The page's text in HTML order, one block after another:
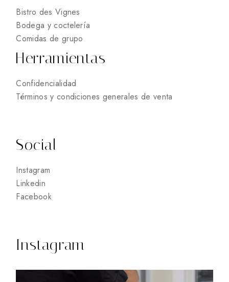
Bistro des Vignes
Bodega y coctelería
Comidas de grupo
Herramientas
Confidencialidad
Términos y condiciones generales de venta
Social
Instagram
Linkedin
Facebook
Instagram
8 0